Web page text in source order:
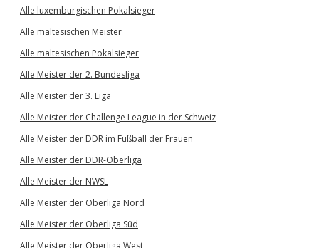
Alle luxemburgischen Pokalsieger
Alle maltesischen Meister
Alle maltesischen Pokalsieger
Alle Meister der 2. Bundesliga
Alle Meister der 3. Liga
Alle Meister der Challenge League in der Schweiz
Alle Meister der DDR im Fußball der Frauen
Alle Meister der DDR-Oberliga
Alle Meister der NWSL
Alle Meister der Oberliga Nord
Alle Meister der Oberliga Süd
Alle Meister der Oberliga West